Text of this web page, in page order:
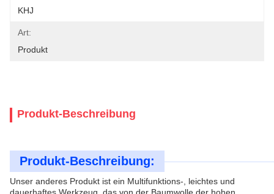
KHJ
Art:
Produkt
Produkt-Beschreibung
Produkt-Beschreibung:
Unser anderes Produkt ist ein Multifunktions-, leichtes und